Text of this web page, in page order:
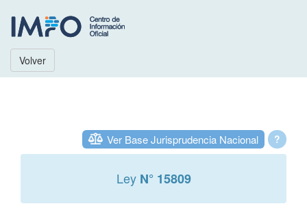
Volver
?
Ver Base Jurisprudencia Nacional
Ley N° 15809